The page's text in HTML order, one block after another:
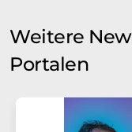
Weitere
Portalen